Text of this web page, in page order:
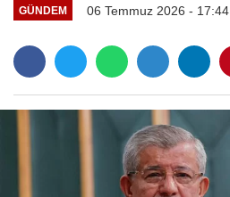
GÜNDEM 06 Temmuz 2026 - 17:44